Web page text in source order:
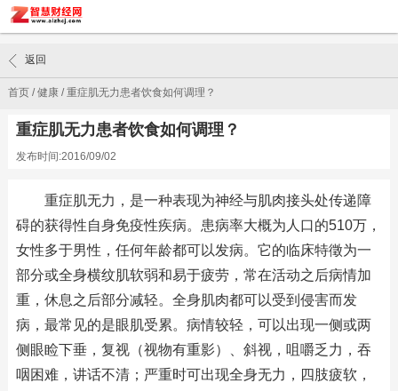
首页/健康/重症肌无力患者饮食如何调理？
返回
重症肌无力患者饮食如何调理？
发布时间:2016/09/02
重症肌无力，是一种表现为神经与肌肉接头处传递障
碍的获得性自身免疫性疾病。患病率大概为人口的510万，
女性多于男性，任何年龄都可以发病。它的临床特徵为一
部分或全身横纹肌软弱和易于疲劳，常在活动之后病情加
重，休息之后部分减轻。全身肌肉都可以受到侵害而发
病，最常见的是眼肌受累。病情较轻，可以出现一侧或两
侧眼睑下垂，复视（视物有重影）、斜视，咀嚼乏力，吞
咽困难，讲话不清；严重时可出现全身无力，四肢疲软，